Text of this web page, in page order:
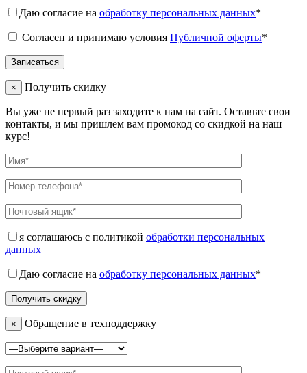
Даю согласие на обработку персональных данных*
Согласен и принимаю условия Публичной оферты*
× Получить скидку
Вы уже не первый раз заходите к нам на сайт. Оставьте свои
контакты, и мы пришлем вам промокод со скидкой на наш
курс!
я соглашаюсь с политикой обработки персональных
данных
Даю согласие на обработку персональных данных*
× Обращение в техподдержку